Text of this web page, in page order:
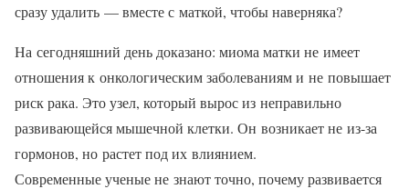
сразу удалить — вместе с маткой, чтобы наверняка?
На сегодняшний день доказано: миома матки не имеет
отношения к онкологическим заболеваниям и не повышает
риск рака. Это узел, который вырос из неправильно
развивающейся мышечной клетки. Он возникает не из-за
гормонов, но растет под их влиянием.
Современные ученые не знают точно, почему развивается